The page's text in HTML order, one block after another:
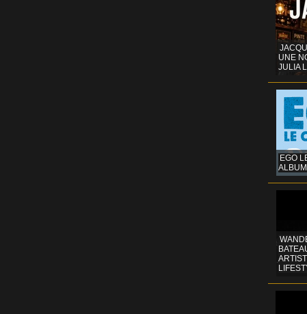
UNE
JULIA
EGO